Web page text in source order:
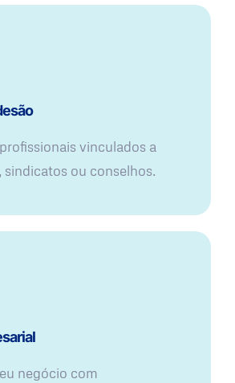
vinculados a
sindicatos ou conselhos.
negócio com